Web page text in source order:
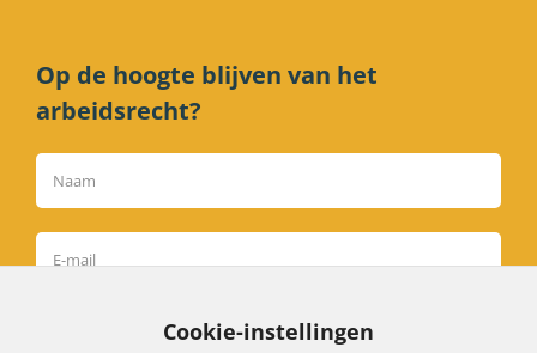
Op de hoogte blijven van het
arbeidsrecht?
Cookie-instellingen